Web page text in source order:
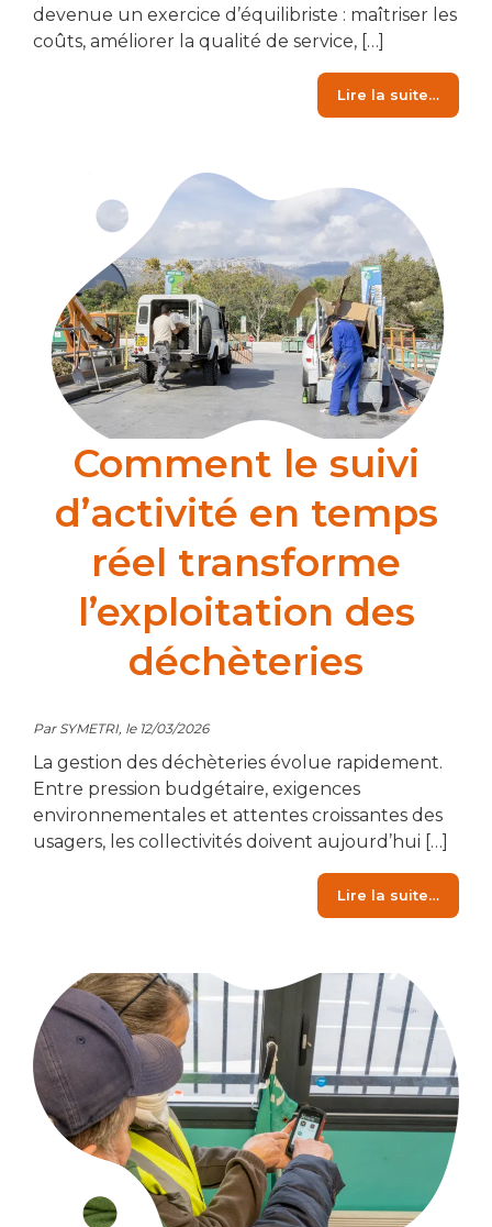
devenue un exercice d’équilibriste : maîtriser les
coûts, améliorer la qualité de service, […]
Lire la suite…
Comment le suivi
d’activité en temps
réel transforme
l’exploitation des
déchèteries
Par SYMETRI, le 12/03/2026
La gestion des déchèteries évolue rapidement.
Entre pression budgétaire, exigences
environnementales et attentes croissantes des
usagers, les collectivités doivent aujourd’hui […]
Lire la suite…